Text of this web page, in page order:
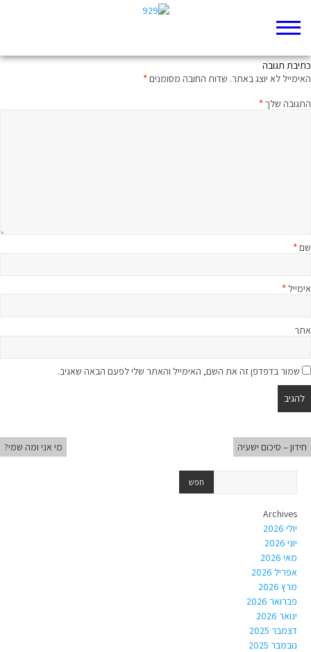
כתיבת תגובה
האימייל לא יוצג באתר. שדות החובה מסומנים*
התגובה שלך*
שם*
אימייל *
אתר
שמור בדפדפן זה את השם, האימייל והאתר שלי לפעם הבאה שאגיב.
חידון – סיכום ישעיה מי אני ומה שמי?
Archives
יולי 2026
יוני 2026
מאי 2026
אפריל 2026
מרץ 2026
פברואר 2026
ינואר 2026
דצמבר 2025
נובמבר 2025